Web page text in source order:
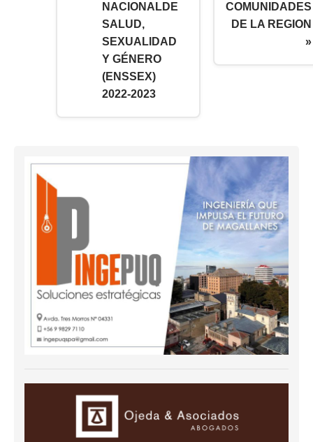
NACIONALDE
SALUD,
SEXUALIDAD
Y GÉNERO
(ENSSEX)
2022-2023
COMUNIDADES
DE LA REGION
»